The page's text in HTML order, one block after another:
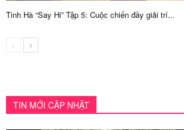
Tinh Hà “Say Hi” Tập 5: Cuộc chiến đầy giải trí...
TIN MỚI CẬP NHẬT